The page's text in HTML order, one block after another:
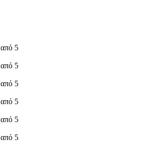
από 5
από 5
από 5
από 5
από 5
από 5